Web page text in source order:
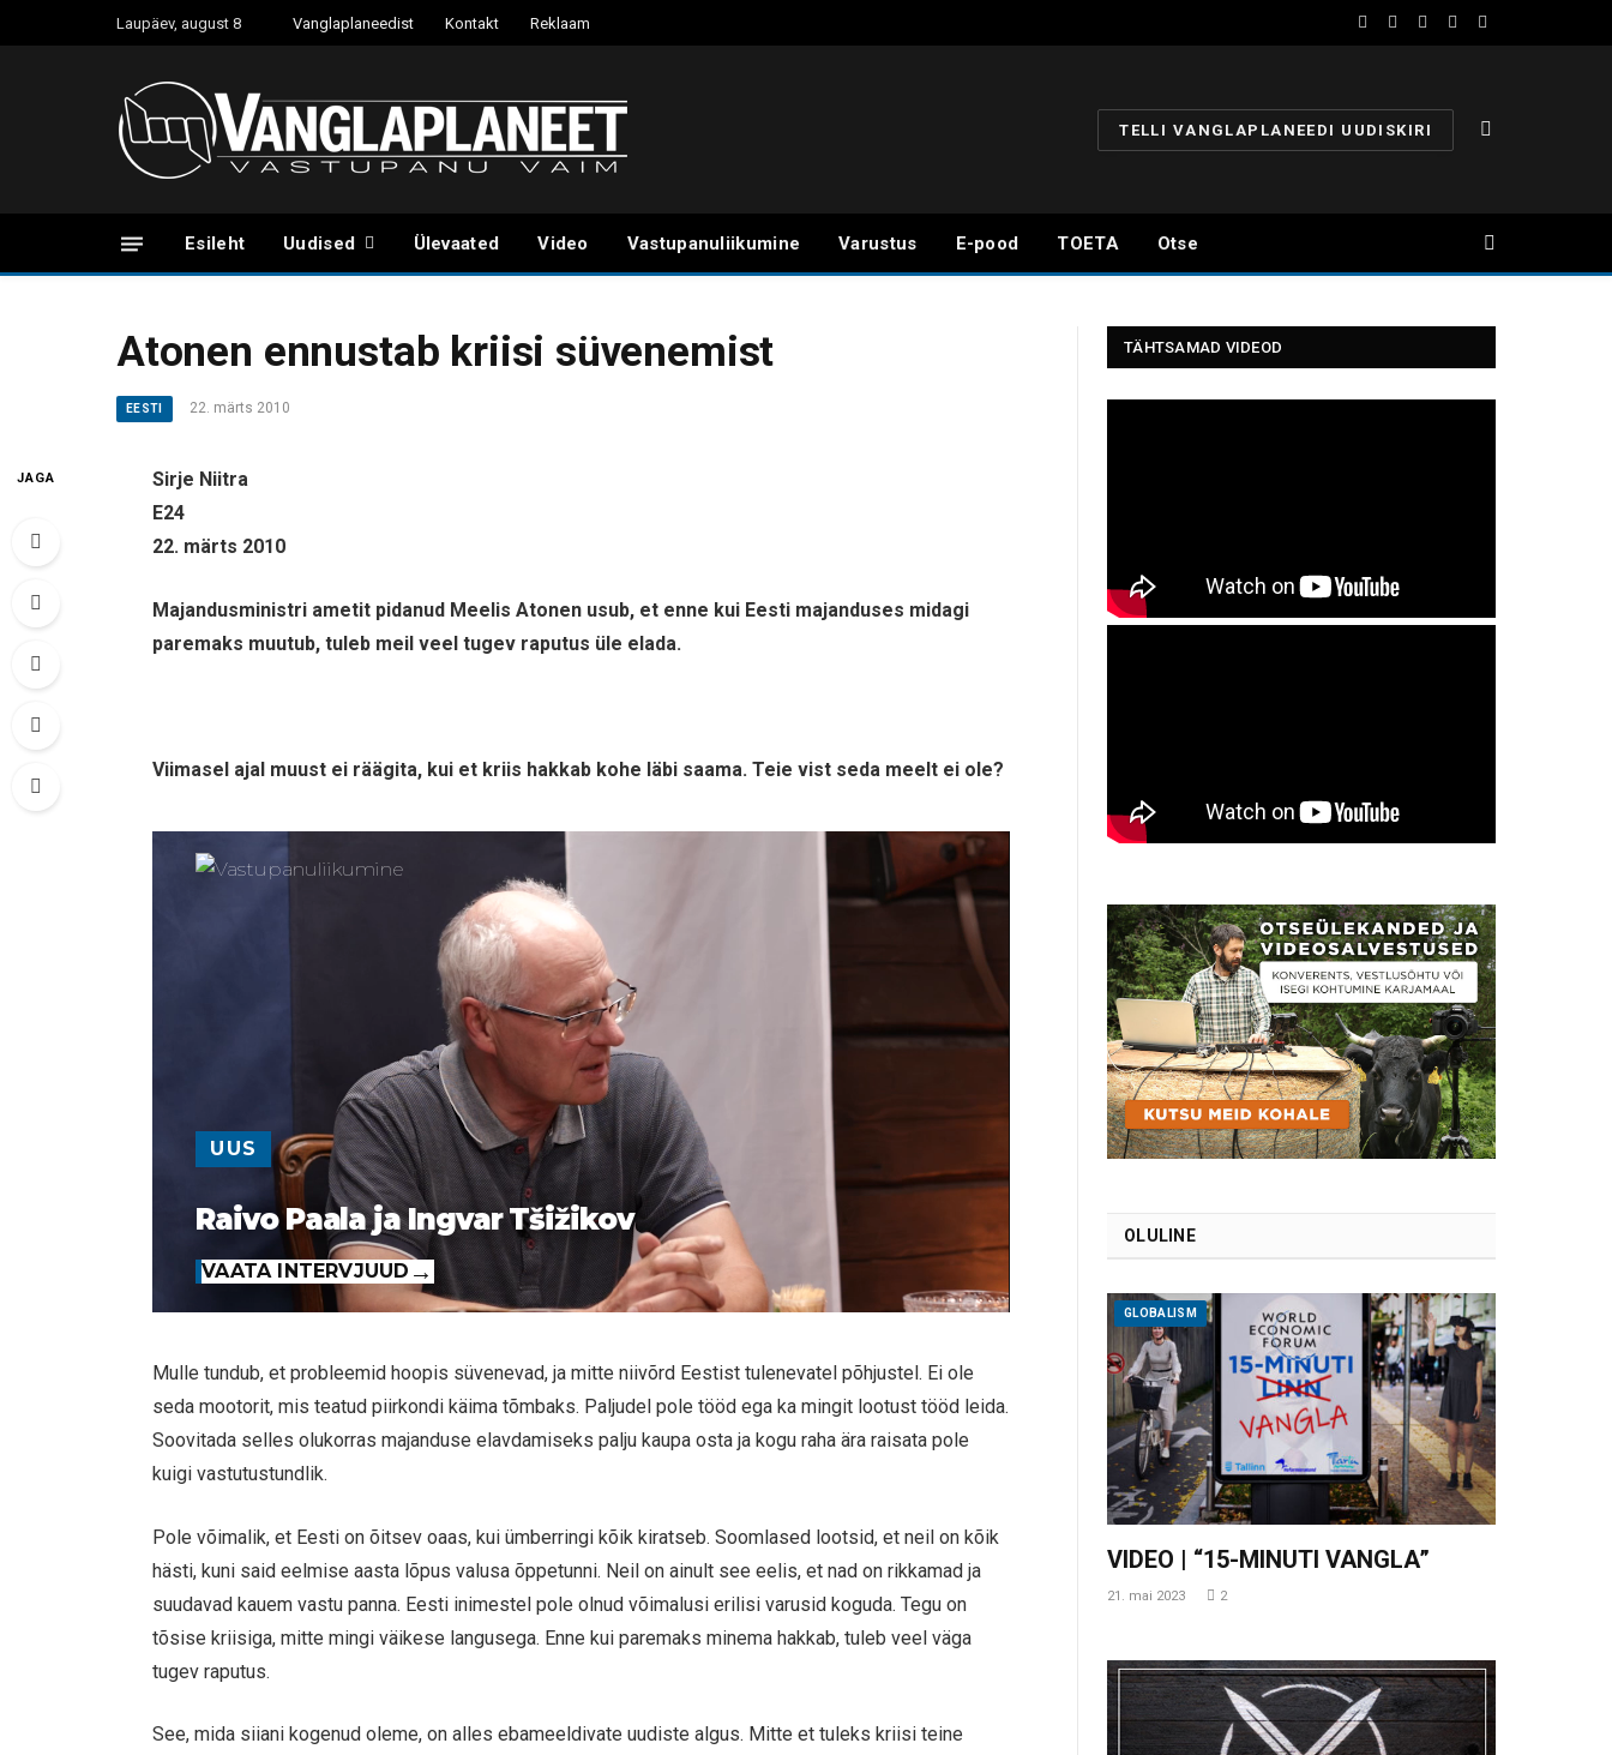
Laupäev, august 8 Vanglaplaneedist Kontakt Reklaam
Facebook
YouTube
Instagram
X
Telegram
TELLI VANGLAPLANEEDI UUDISKIRI
Esileht Uudised Ülevaated Video Vastupanuliikumine Varustus E-pood TOETA Otse
Atonen ennustab kriisi süvenemist
EESTI 22. märts 2010
JAGA
Sirje Niitra
E24
22. märts 2010
Majandusministri ametit pidanud Meelis Atonen usub, et enne kui Eesti majanduses midagi
paremaks muutub, tuleb meil veel tugev raputus üle elada.
Viimasel ajal muust ei räägita, kui et kriis hakkab kohe läbi saama. Teie vist seda meelt ei ole?
UUS
Raivo Paala ja Ingvar Tšižikov
VAATA INTERVJUUD
Mulle tundub, et probleemid hoopis süvenevad, ja mitte niivõrd Eestist tulenevatel põhjustel. Ei ole
seda mootorit, mis teatud piirkondi käima tõmbaks. Paljudel pole tööd ega ka mingit lootust tööd leida.
Soovitada selles olukorras majanduse elavdamiseks palju kaupa osta ja kogu raha ära raisata pole
kuigi vastutustundlik.
Pole võimalik, et Eesti on õitsev oaas, kui ümberringi kõik kiratseb. Soomlased lootsid, et neil on kõik
hästi, kuni said eelmise aasta lõpus valusa õppetunni. Neil on ainult see eelis, et nad on rikkamad ja
suudavad kauem vastu panna. Eesti inimestel pole olnud võimalusi erilisi varusid koguda. Tegu on
tõsise kriisiga, mitte mingi väikese langusega. Enne kui paremaks minema hakkab, tuleb veel väga
tugev raputus.
See, mida siiani kogenud oleme, on alles ebameeldivate uudiste algus. Mitte et tuleks kriisi teine
TÄHTSAMAD VIDEOD
OLULINE
GLOBALISM
VIDEO | “15-MINUTI VANGLA”
21. mai 2023 2